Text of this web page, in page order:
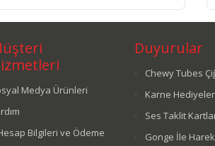
Medya Ürünleri
Bilgileri ve Ödeme
Duyurular
Chewy Tubes
Karne
Ses Taklit
Gonge İle